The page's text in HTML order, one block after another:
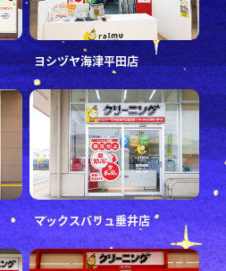
ヨシヅヤ海津平田店
マックスバリュ垂井店